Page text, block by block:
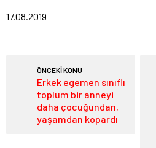
17.08.2019
ÖNCEKİ KONU
Erkek egemen sınıflı
toplum bir anneyi
daha çocuğundan,
yaşamdan kopardı